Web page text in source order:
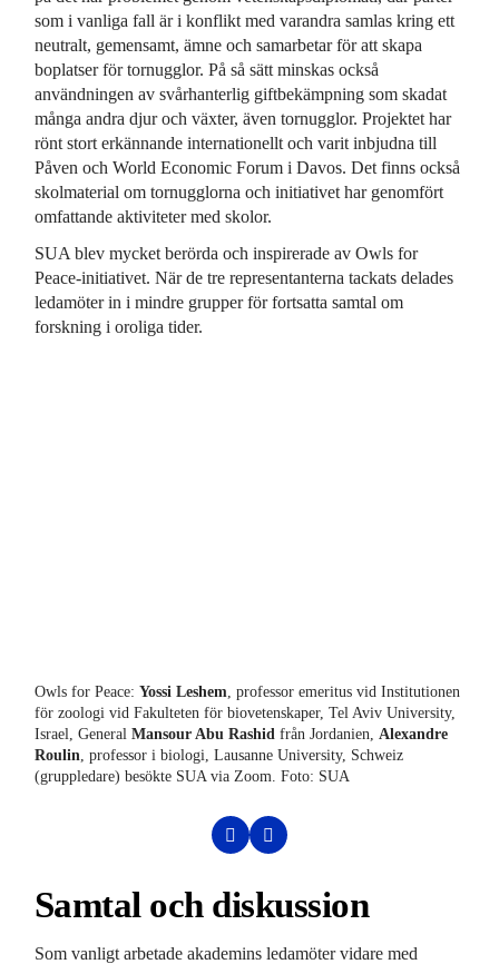
som i vanliga fall är i konflikt med varandra samlas kring ett
neutralt, gemensamt, ämne och samarbetar för att skapa
boplatser för tornugglor. På så sätt minskas också
användningen av svårhanterlig giftbekämpning som skadat
många andra djur och växter, även tornugglor. Projektet har
rönt stort erkännande internationellt och varit inbjudna till
Påven och World Economic Forum i Davos. Det finns också
skolmaterial om tornugglorna och initiativet har genomfört
omfattande aktiviteter med skolor.
SUA blev mycket berörda och inspirerade av Owls for
Peace-initiativet. När de tre representanterna tackats delades
ledamöter in i mindre grupper för fortsatta samtal om
forskning i oroliga tider.
Owls for Peace: Yossi Leshem , professor emeritus vid Institutionen
för zoologi vid Fakulteten för biovetenskaper, Tel Aviv University,
Israel, General Mansour Abu Rashid från Jordanien, Alexandre
Roulin , professor i biologi, Lausanne University, Schweiz
(gruppledare) besökte SUA via Zoom. Foto: SUA
Samtal och diskussion
Som vanligt arbetade akademins ledamöter vidare med